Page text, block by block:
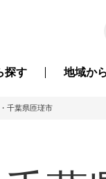
探す 地域から
千葉県匝瑳市